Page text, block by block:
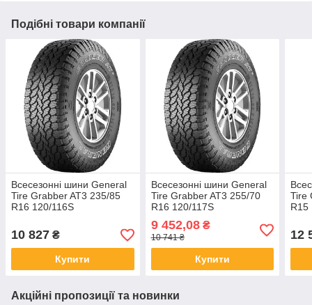
Подібні товари компанії
Всесезонні шини General
Tire Grabber AT3 235/85
R16 120/116S
10 827 ₴
Купити
Всесезонні шини General
Tire Grabber AT3 255/70
R16 120/117S
9 452,08₴
10 741 ₴
Купити
Tire
R15
12
Акційні пропозиції та новинки